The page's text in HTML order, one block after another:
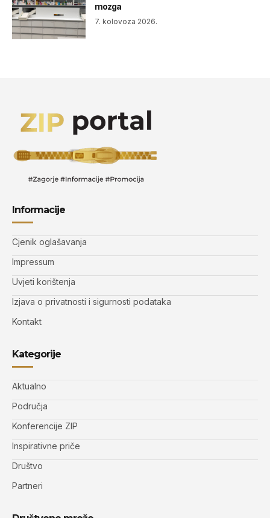
mozga
7. kolovoza 2026.
Informacije
Cjenik oglašavanja
Impressum
Uvjeti korištenja
Izjava o privatnosti i sigurnosti podataka
Kontakt
Kategorije
Aktualno
Područja
Konferencije ZIP
Inspirativne priče
Društvo
Partneri